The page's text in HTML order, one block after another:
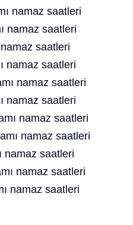
namaz saatleri
namaz saatleri
saatleri
namaz saatleri
namaz saatleri
namaz saatleri
namaz saatleri
namaz saatleri
namaz saatleri
namaz saatleri
namaz saatleri